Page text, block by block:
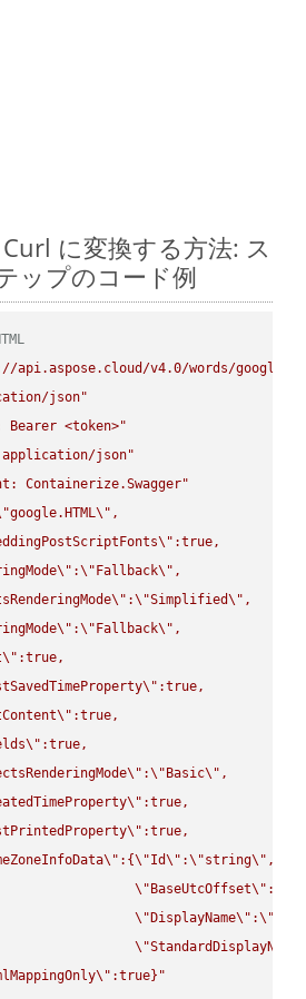
Curl に変換する方法: ス
ップのコード例
api.aspose.cloud/v4.0/words/
json"
<token>"
application/json"
Containerize.Swagger"
google.HTML\" ,
\" :true,
\" :\" Fallback\" ,
\" :\"Simplified\" ,
\" :\" Fallback\" ,
\" :true,
\" :true,
\" :true,
\" :true,
\" :\" Basic\" ,
\" :true,
\" :true,
\" :{\"Id\" :\"string\" ,
\" BaseUtcOffset\" :
\" DisplayName\" :\"
\"StandardDisplayName
\" :true}"